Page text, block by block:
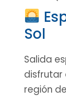
Sol
Salida
disfrutar
región